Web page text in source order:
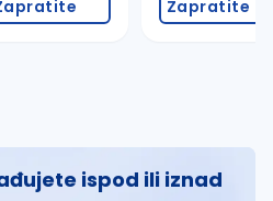
Zapratite
ispod ili iznad